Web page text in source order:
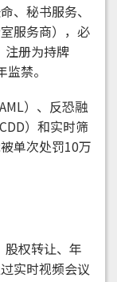
、秘书服务、
服务商），必
注册为持牌
禁。
）、反恐融
）和实时筛
单次处罚10万
权转让、年
实时视频会议